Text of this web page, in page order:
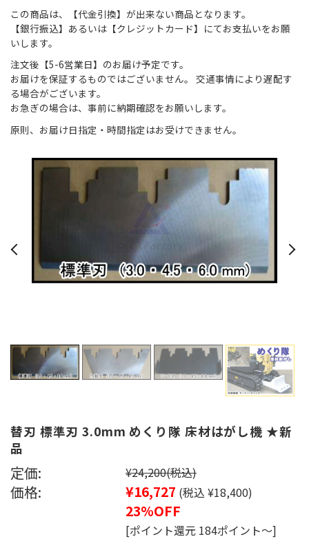
この商品は、【代金引換】が出来ない商品となります。
【銀行振込】あるいは【クレジットカード】にてお支払いをお願
いします。
注文後【5-6営業日】のお届け予定です。
お届けを保証するものではございません。 交通事情により遅配す
る場合がございます。
お急ぎの場合は、事前に納期確認をお願いします。
原則、お届け日指定・時間指定はお受けできません。
替刃 標準刃 3.0mm めくり隊 床材はがし機 ★新
品
定価: ¥24,200(税込)
価格: ¥16,727 (税込 ¥18,400)
23%OFF
[ポイント還元 184ポイント～]